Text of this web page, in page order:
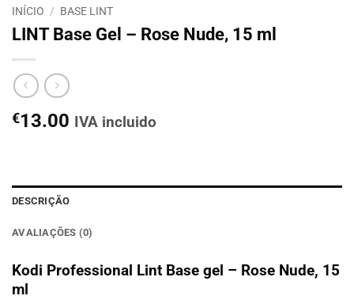
INÍCIO / BASE LINT
LINT Base Gel – Rose Nude, 15 ml
€13.00 IVA incluido
DESCRIÇÃO
AVALIAÇÕES (0)
Kodi Professional Lint Base gel – Rose Nude, 15
ml